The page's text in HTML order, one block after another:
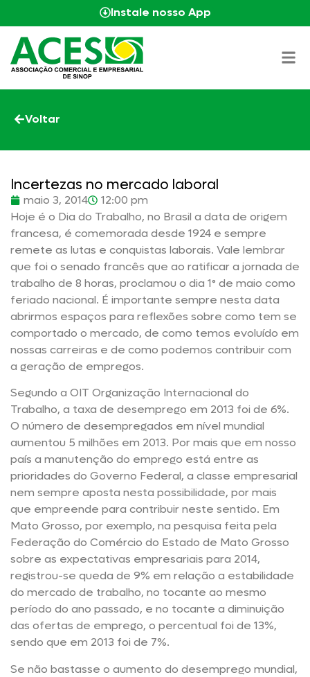
Instale nosso App
Voltar
Incertezas no mercado laboral
maio 3, 2014
12:00 pm
Hoje é o Dia do Trabalho, no Brasil a data de origem
francesa, é comemorada desde 1924 e sempre
remete as lutas e conquistas laborais. Vale lembrar
que foi o senado francês que ao ratificar a jornada de
trabalho de 8 horas, proclamou o dia 1° de maio como
feriado nacional. É importante sempre nesta data
abrirmos espaços para reflexões sobre como tem se
comportado o mercado, de como temos evoluído em
nossas carreiras e de como podemos contribuir com
a geração de empregos.
Segundo a OIT Organização Internacional do
Trabalho, a taxa de desemprego em 2013 foi de 6%.
O número de desempregados em nível mundial
aumentou 5 milhões em 2013. Por mais que em nosso
país a manutenção do emprego está entre as
prioridades do Governo Federal, a classe empresarial
nem sempre aposta nesta possibilidade, por mais
que empreende para contribuir neste sentido. Em
Mato Grosso, por exemplo, na pesquisa feita pela
Federação do Comércio do Estado de Mato Grosso
sobre as expectativas empresariais para 2014,
registrou-se queda de 9% em relação a estabilidade
do mercado de trabalho, no tocante ao mesmo
período do ano passado, e no tocante a diminuição
das ofertas de emprego, o percentual foi de 13%,
sendo que em 2013 foi de 7%.
Se não bastasse o aumento do desemprego mundial,